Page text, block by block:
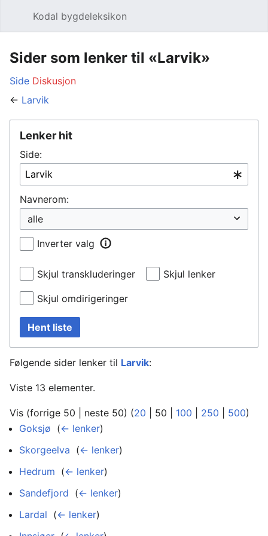
Kodal bygdeleksikon
Sider som lenker til «Larvik»
Side Diskusjon
← Larvik
Lenker hit
Side:
Navnerom:
Inverter valg
Skjul transkluderinger Skjul lenker
Skjul omdirigeringer
Hent liste
Følgende sider lenker til Larvik:
Viste 13 elementer.
Vis (forrige 50 neste 50) (20 50 100 250 500)
Goksjø (← lenker)
Skorgeelva (← lenker)
Hedrum (← lenker)
Sandefjord (← lenker)
Lardal (← lenker)